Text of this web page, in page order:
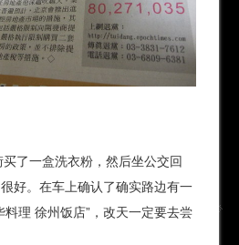
了一盒洗衣粉，然后坐公交回
好。在车上确认了确实路边有一
料理 徐州饭店”，改天一定要去尝